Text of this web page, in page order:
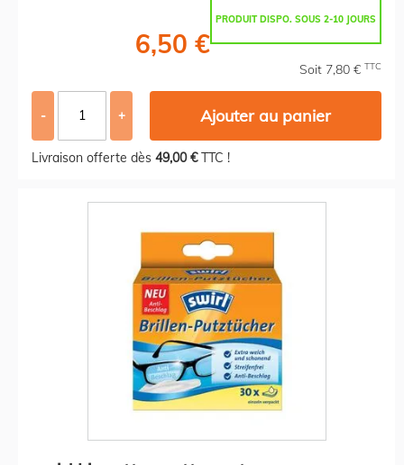
PRODUIT DISPO. SOUS 2-10 JOURS
6,50 €
Soit 7,80 € TTC
- + Ajouter au panier
Livraison offerte dès 49,00 €TTC !